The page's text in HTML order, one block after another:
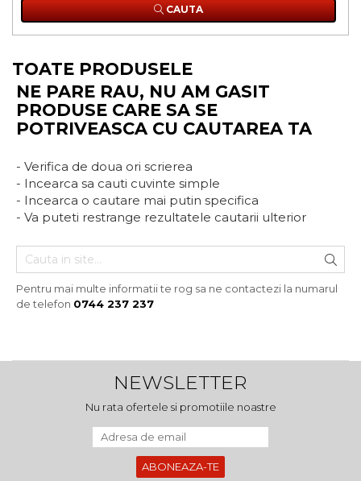
CAUTA
TOATE PRODUSELE
NE PARE RAU, NU AM GASIT
PRODUSE CARE SA SE
POTRIVEASCA CU CAUTAREA TA
- Verifica de doua ori scrierea
- Incearca sa cauti cuvinte simple
- Incearca o cautare mai putin specifica
- Va puteti restrange rezultatele cautarii ulterior
Pentru mai multe informatii te rog sa ne contactezi la numarul
de telefon 0744 237 237
NEWSLETTER
Nu rata ofertele si promotiile noastre